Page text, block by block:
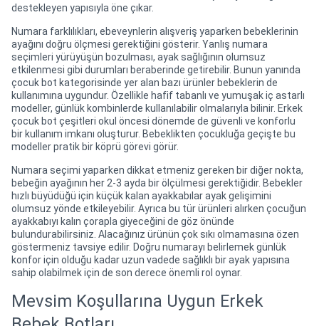
destekleyen yapısıyla öne çıkar.
Numara farklılıkları, ebeveynlerin alışveriş yaparken bebeklerinin
ayağını doğru ölçmesi gerektiğini gösterir. Yanlış numara
seçimleri yürüyüşün bozulması, ayak sağlığının olumsuz
etkilenmesi gibi durumları beraberinde getirebilir. Bunun yanında
çocuk bot kategorisinde yer alan bazı ürünler bebeklerin de
kullanımına uygundur. Özellikle hafif tabanlı ve yumuşak iç astarlı
modeller, günlük kombinlerde kullanılabilir olmalarıyla bilinir. Erkek
çocuk bot çeşitleri okul öncesi dönemde de güvenli ve konforlu
bir kullanım imkanı oluşturur. Bebeklikten çocukluğa geçişte bu
modeller pratik bir köprü görevi görür.
Numara seçimi yaparken dikkat etmeniz gereken bir diğer nokta,
bebeğin ayağının her 2-3 ayda bir ölçülmesi gerektiğidir. Bebekler
hızlı büyüdüğü için küçük kalan ayakkabılar ayak gelişimini
olumsuz yönde etkileyebilir. Ayrıca bu tür ürünleri alırken çocuğun
ayakkabıyı kalın çorapla giyeceğini de göz önünde
bulundurabilirsiniz. Alacağınız ürünün çok sıkı olmamasına özen
göstermeniz tavsiye edilir. Doğru numarayı belirlemek günlük
konfor için olduğu kadar uzun vadede sağlıklı bir ayak yapısına
sahip olabilmek için de son derece önemli rol oynar.
Mevsim Koşullarına Uygun Erkek